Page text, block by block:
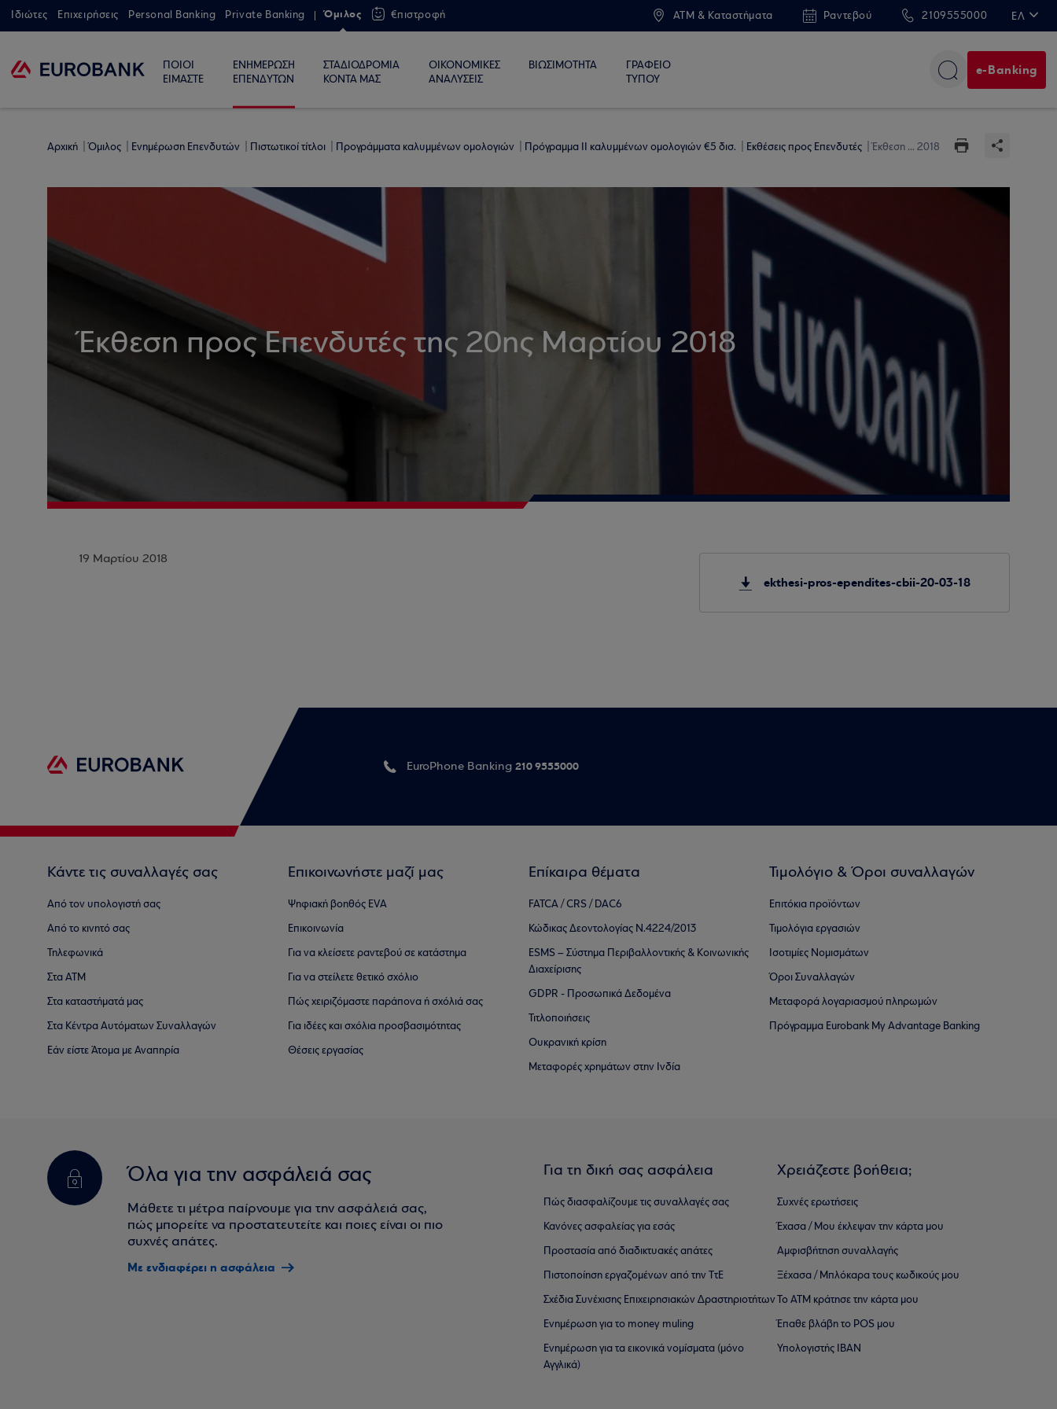
Ιδιώτες Επιχειρήσεις Personal Banking Private Banking Όμιλος €πιστροφή ATM & Καταστήματα Ραντεβού 2109555000 ΕΛ
ΠΟΙΟΙ
ΕΙΜΑΣΤΕ
ΕΝΗΜΕΡΩΣΗ
ΕΠΕΝΔΥΤΩΝ
ΣΤΑΔΙΟΔΡΟΜΙΑ
ΚΟΝΤΑ ΜΑΣ
ΟΙΚΟΝΟΜΙΚΕΣ
ΑΝΑΛΥΣΕΙΣ
ΒΙΩΣΙΜΟΤΗΤΑ
ΓΡΑΦΕΙΟ
ΤΥΠΟΥ
e-Banking
Αρχική Όμιλος Ενημέρωση Επενδυτών Πιστωτικοί τίτλοι Προγράμματα καλυμμένων ομολογιών Πρόγραμμα ΙΙ καλυμμένων ομολογιών €5 δισ. Εκθέσεις προς Επενδυτές Έκθεση ... 2018
Έκθεση προς Επενδυτές της 20ης Μαρτίου 2018
19 Μαρτίου 2018
ekthesi-pros-ependites-cbii-20-03-18
EuroPhone Banking 210 9555000
Κάντε τις συναλλαγές σας
Από τον υπολογιστή σας
Από το κινητό σας
Τηλεφωνικά
Στα ΑΤΜ
Στα καταστήματά μας
Στα Κέντρα Αυτόματων Συναλλαγών
Εάν είστε Άτομα με Αναπηρία
Επικοινωνήστε μαζί μας
Ψηφιακή βοηθός EVA
Επικοινωνία
Για να κλείσετε ραντεβού σε κατάστημα
Για να στείλετε θετικό σχόλιο
Πώς χειριζόμαστε παράπονα ή σχόλιά σας
Για ιδέες και σχόλια προσβασιμότητας
Θέσεις εργασίας
Επίκαιρα θέματα
FATCA / CRS / DAC6
Κώδικας Δεοντολογίας Ν.4224/2013
ESMS – Σύστημα Περιβαλλοντικής & Κοινωνικής
Διαχείρισης
GDPR - Προσωπικά Δεδομένα
Τιτλοποιήσεις
Ουκρανική κρίση
Μεταφορές χρημάτων στην Ινδία
Τιμολόγιο & Όροι συναλλαγών
Επιτόκια προϊόντων
Τιμολόγια εργασιών
Ισοτιμίες Νομισμάτων
Όροι Συναλλαγών
Μεταφορά λογαριασμού πληρωμών
Πρόγραμμα Eurobank My Advantage Banking
Όλα για την ασφάλειά σας
Μάθετε τι μέτρα παίρνουμε για την ασφάλειά σας,
πώς μπορείτε να προστατευτείτε και ποιες είναι οι πιο
συχνές απάτες.
Με ενδιαφέρει η ασφάλεια
Για τη δική σας ασφάλεια
Πώς διασφαλίζουμε τις συναλλαγές σας
Κανόνες ασφαλείας για εσάς
Προστασία από διαδικτυακές απάτες
Πιστοποίηση εργαζομένων από την ΤτΕ
Σχέδια Συνέχισης Επιχειρησιακών ∆ραστηριοτήτων
Ενημέρωση για το money muling
Ενημέρωση για τα εικονικά νομίσματα (μόνο
Αγγλικά)
Χρειάζεστε βοήθεια;
Συχνές ερωτήσεις
Έχασα / Μου έκλεψαν την κάρτα μου
Αμφισβήτηση συναλλαγής
Ξέχασα / Μπλόκαρα τους κωδικούς μου
Το ΑΤΜ κράτησε την κάρτα μου
Έπαθε βλάβη το POS μου
Υπολογιστής IBAN